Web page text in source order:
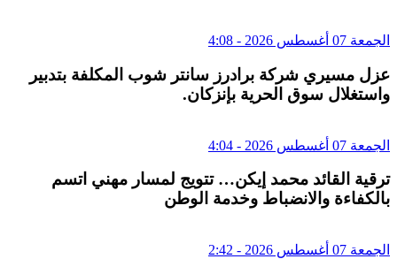
الجمعة 07 أغسطس 2026 - 4:08
عزل مسيري شركة برادرز سانتر شوب المكلفة بتدبير
واستغلال سوق الحرية بإنزكان.
الجمعة 07 أغسطس 2026 - 4:04
ترقية القائد محمد إيكن… تتويج لمسار مهني اتسم
بالكفاءة والانضباط وخدمة الوطن
الجمعة 07 أغسطس 2026 - 2:42